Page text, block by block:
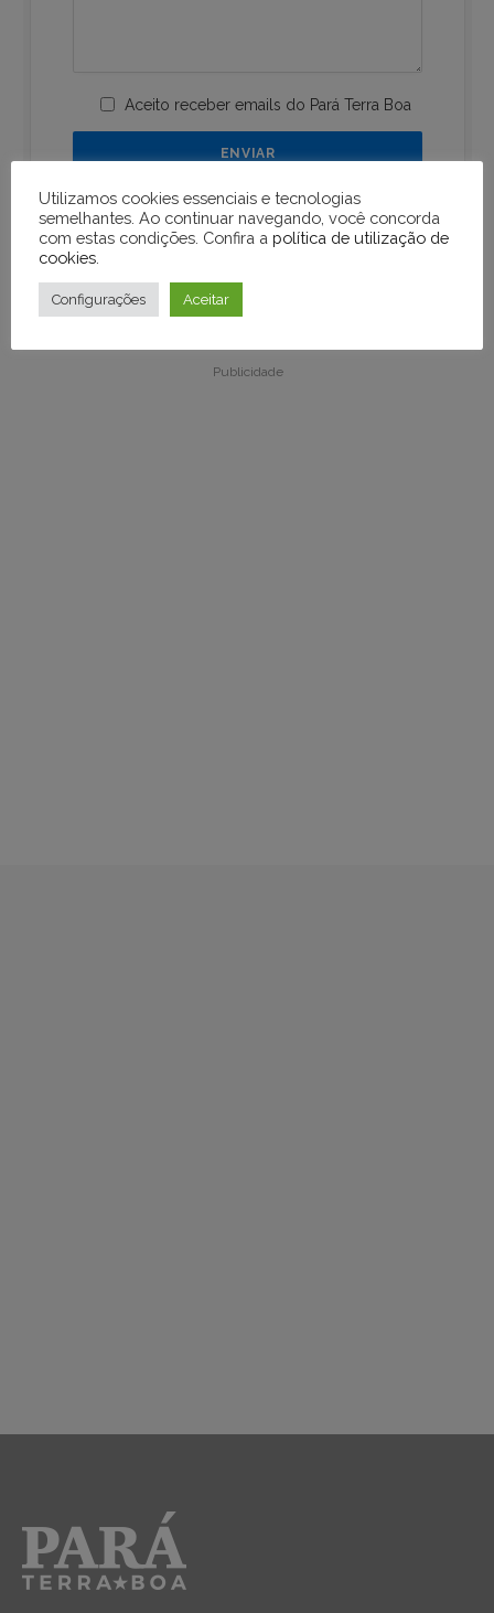
Aceito receber emails do Pará Terra Boa
Publicidade
Publicidade
Utilizamos cookies essenciais e tecnologias
semelhantes. Ao continuar navegando, você concorda
com estas condições. Confira a política de utilização de
cookies
Configurações Aceitar